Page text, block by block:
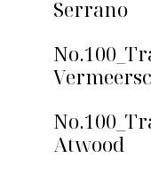
Serrano
Atwood